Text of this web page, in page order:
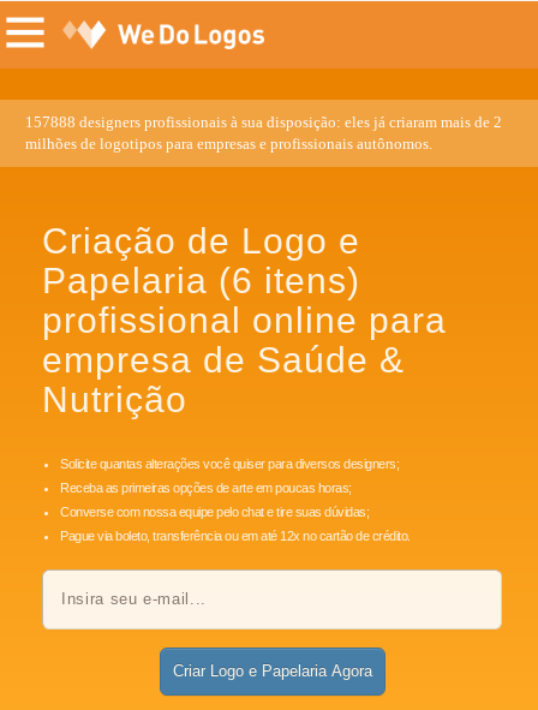
157888 designers profissionais à sua disposição: eles já criaram mais de 2
milhões de logotipos para empresas e profissionais autônomos.
Criação de Logo e
Papelaria (6 itens)
profissional online para
empresa de Saúde &
Nutrição
Solicite quantas alterações você quiser para diversos designers;
Receba as primeiras opções de arte em poucas horas;
Converse com nossa equipe pelo chat e tire suas dúvidas;
Pague via boleto, transferência ou em até 12x no cartão de crédito.
Criar Logo e Papelaria Agora